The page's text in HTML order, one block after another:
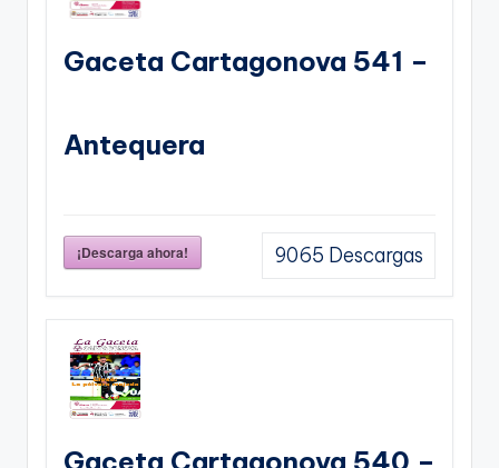
Gaceta Cartagonova 541 –
Antequera
¡Descarga ahora! 9065 Descargas
Gaceta Cartagonova 540 –